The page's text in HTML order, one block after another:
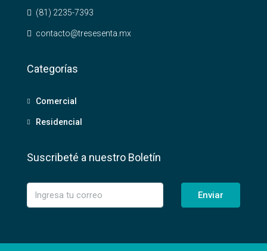
(81) 2235-7393
contacto@tresesenta.mx
Categorías
Comercial
Residencial
Suscribeté a nuestro Boletín
Enviar